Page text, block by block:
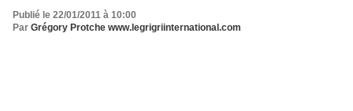
Publié le 22/01/2011 à 10:00
Par Grégory Protche www.legrigriinternational.com